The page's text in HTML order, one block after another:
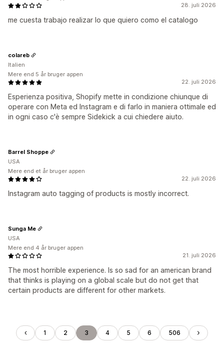
28. juli 2026
me cuesta trabajo realizar lo que quiero como el catalogo
22. juli 2026
Esperienza positiva, Shopify mette in condizione chiunque di
operare con Meta ed Instagram e di farlo in maniera ottimale ed
in ogni caso c'è sempre Sidekick a cui chiedere aiuto.
colareb
Italien
Mere end 5 år bruger appen
22. juli 2026
Instagram auto tagging of products is mostly incorrect.
Barrel Shoppe
USA
Mere end et år bruger appen
21. juli 2026
The most horrible experience. Is so sad for an american brand
that thinks is playing on a global scale but do not get that
certain products are different for other markets.
Sunga Me
USA
Mere end 4 år bruger appen
1 2 3 4 5 6 506